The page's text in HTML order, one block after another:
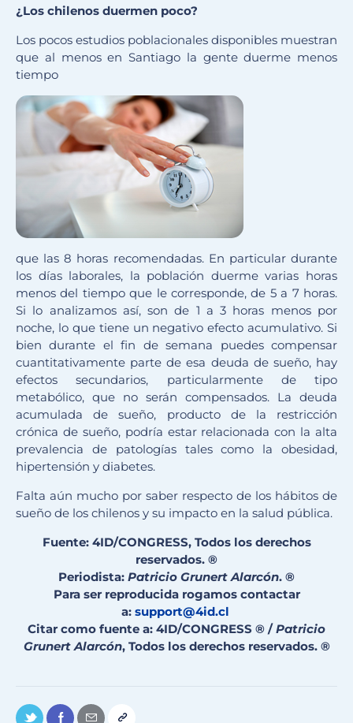
¿Los chilenos duermen poco?
Los pocos estudios poblacionales disponibles muestran
que al menos en Santiago la gente duerme menos
tiempo
que las 8 horas recomendadas. En particular durante
los días laborales, la población duerme varias horas
menos del tiempo que le corresponde, de 5 a 7 horas.
Si lo analizamos así, son de 1 a 3 horas menos por
noche, lo que tiene un negativo efecto acumulativo. Si
bien durante el fin de semana puedes compensar
cuantitativamente parte de esa deuda de sueño, hay
efectos secundarios, particularmente de tipo
metabólico, que no serán compensados. La deuda
acumulada de sueño, producto de la restricción
crónica de sueño, podría estar relacionada con la alta
prevalencia de patologías tales como la obesidad,
hipertensión y diabetes.
Falta aún mucho por saber respecto de los hábitos de
sueño de los chilenos y su impacto en la salud pública.
Fuente: 4ID/CONGRESS, Todos los derechos
reservados. ®
Periodista: Patricio Grunert Alarcón. ®
Para ser reproducida rogamos contactar
a: support@4id.cl
Citar como fuente a: 4ID/CONGRESS ® /Patricio
Grunert Alarcón, Todos los derechos reservados. ®